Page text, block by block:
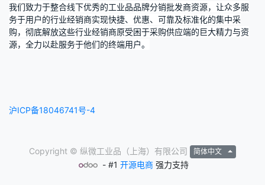
我们致力于整合线下优秀的工业品品牌分销批发商资源，让众多服
务于用户的行业经销商实现快捷、优惠、可靠及标准化的集中采
购，彻底解放这些行业经销商原受困于采购供应端的巨大精力与资
源，全力以赴服务于他们的终端用户。
沪ICP备18046741号-4
Copyright © 纵微工业品（上海）有限公司 简体中文
- #1开源电商 强力支持